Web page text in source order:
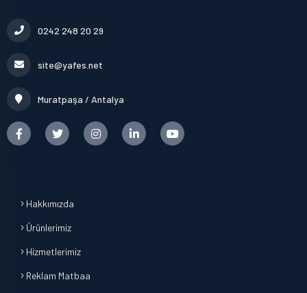
0242 248 20 29
site@yafes.net
Muratpaşa / Antalya
Hakkımızda
Ürünlerimiz
Hizmetlerimiz
Reklam Matbaa